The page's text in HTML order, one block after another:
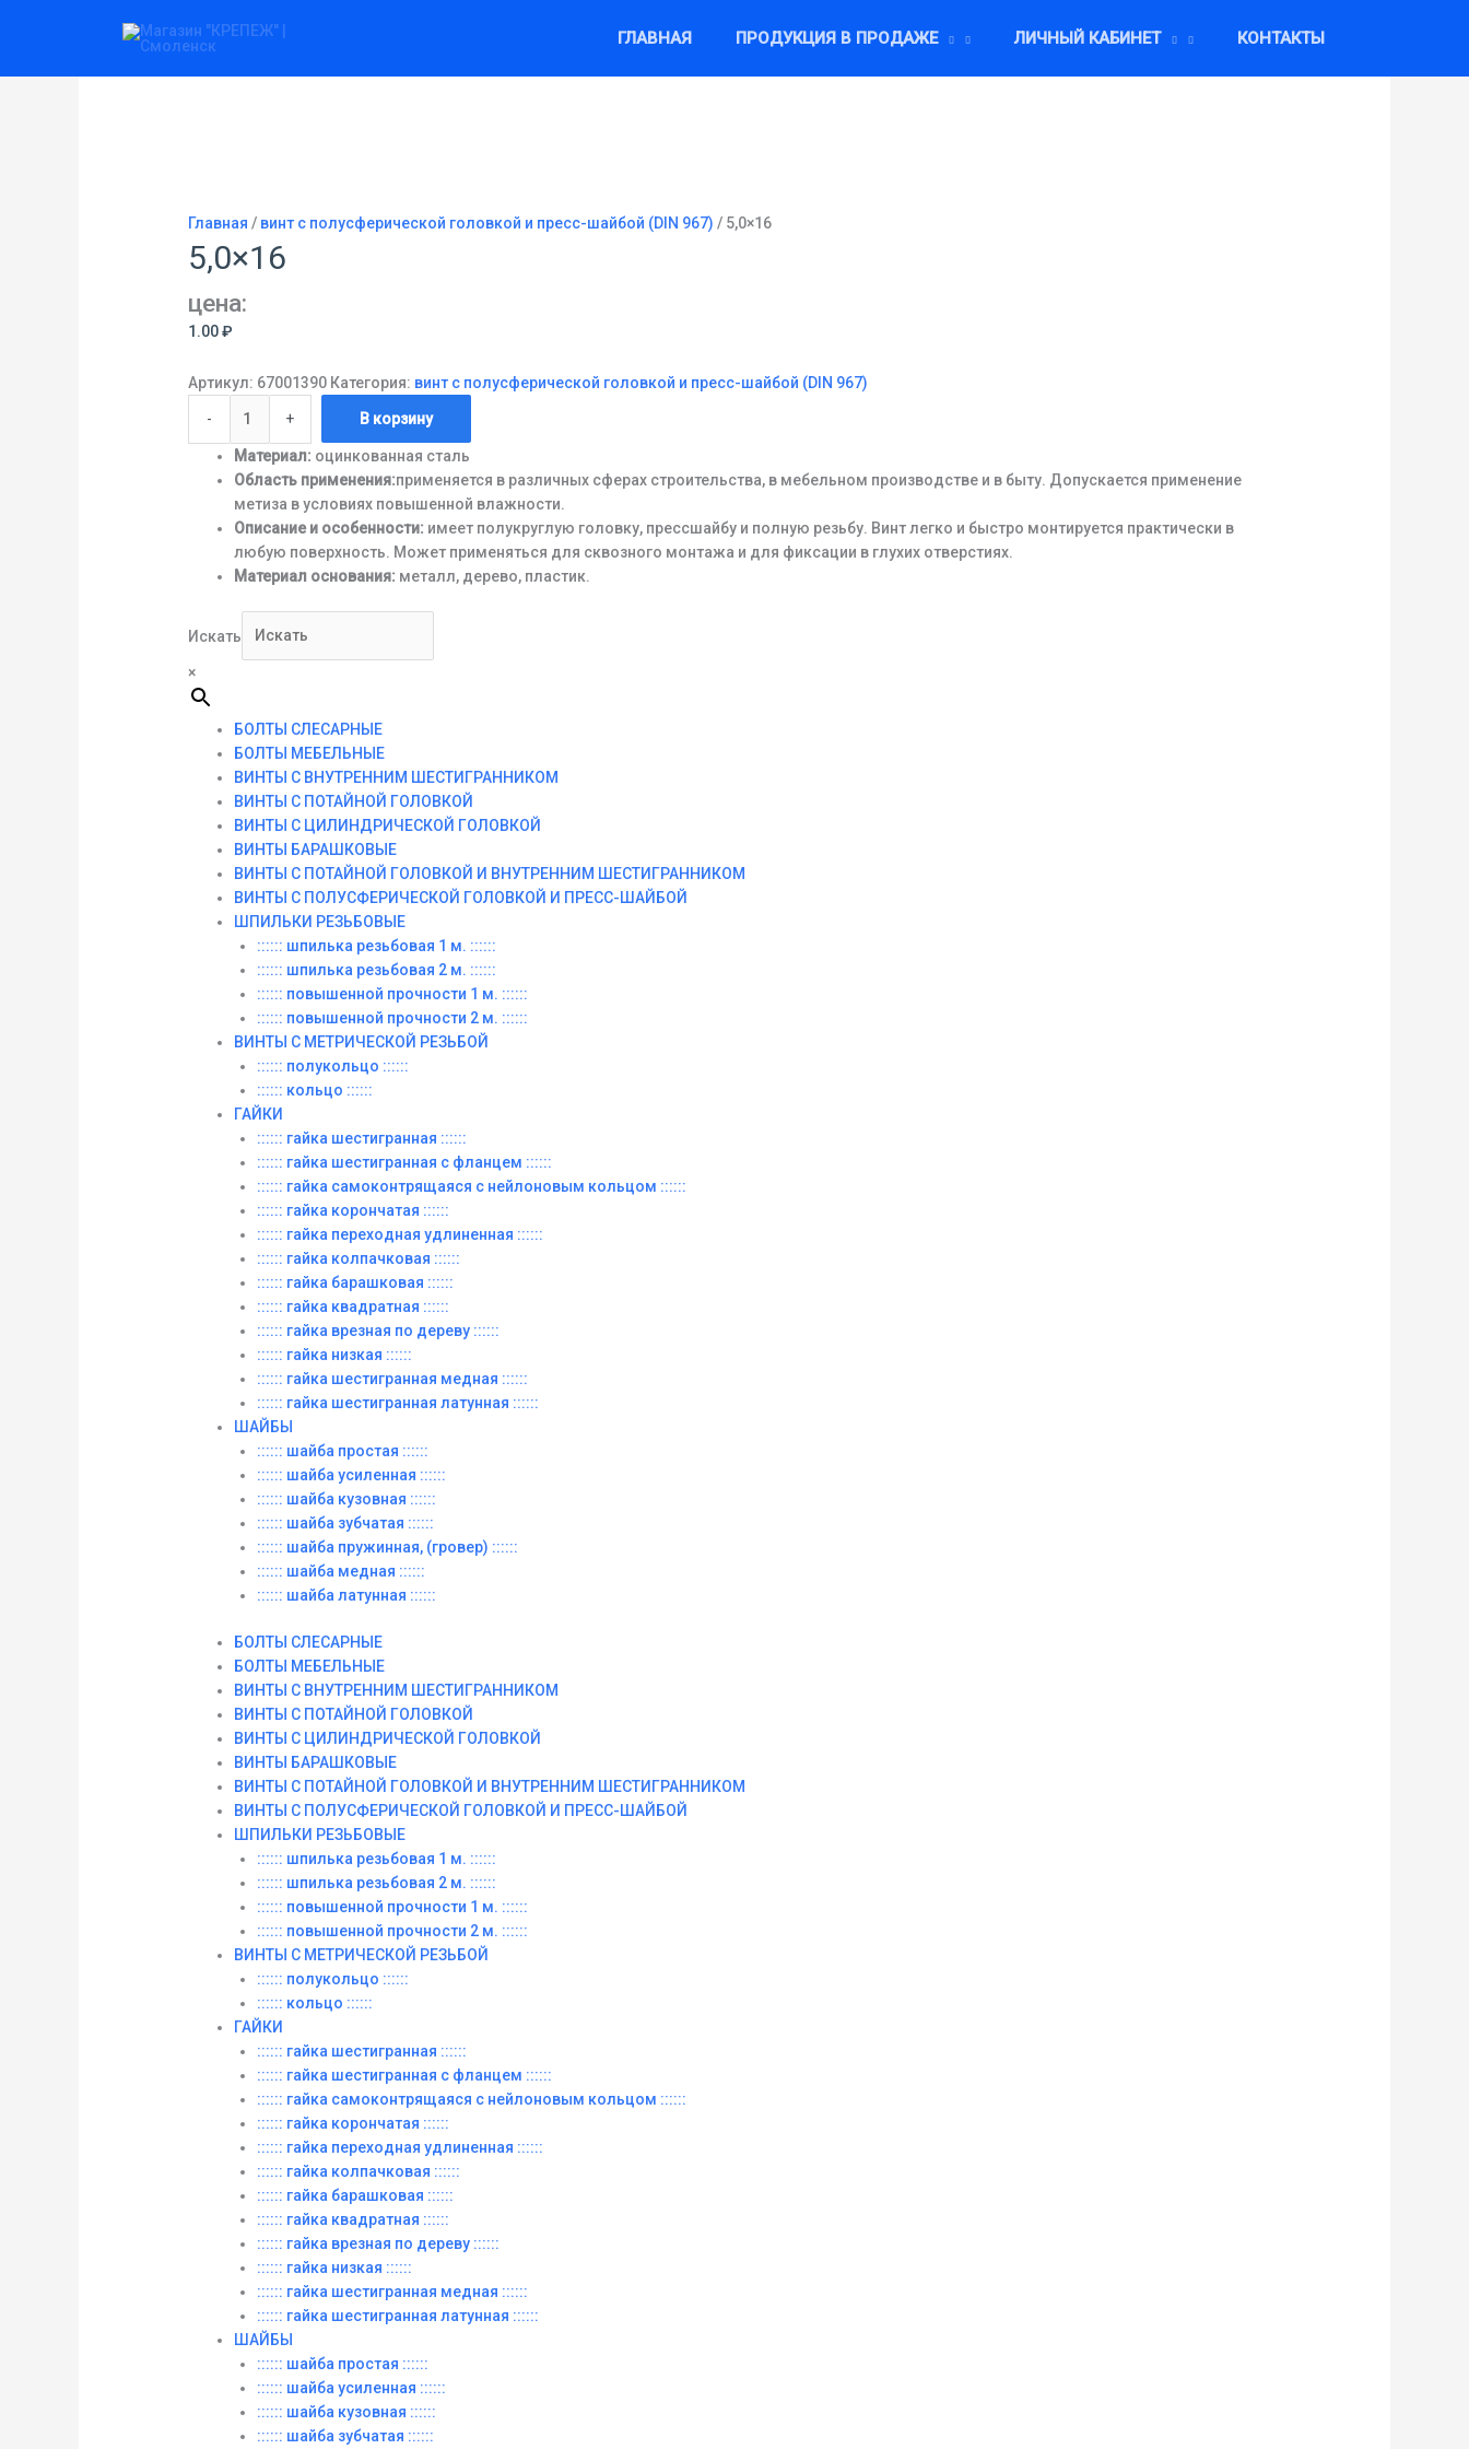
ГЛАВНАЯ ПРОДУКЦИЯ В ПРОДАЖЕ ЛИЧНЫЙ КАБИНЕТ КОНТАКТЫ
Главная / винт с полусферической головкой и пресс-шайбой (DIN 967) / 5,0×16
5,0×16
цена:
1.00₽
Артикул: 67001390 Категория: винт с полусферической головкой и пресс-шайбой (DIN 967)
-
товара
+ В корзину
Материал: оцинкованная сталь
Область применения:применяется в различных сферах строительства, в мебельном производстве и в быту. Допускается применение
метиза в условиях повышенной влажности.
Описание и особенности: имеет полукруглую головку, прессшайбу и полную резьбу. Винт легко и быстро монтируется практически в
любую поверхность. Может применяться для сквозного монтажа и для фиксации в глухих отверстиях.
Материал основания: металл, дерево, пластик.
Искать
×
БОЛТЫ СЛЕСАРНЫЕ
БОЛТЫ МЕБЕЛЬНЫЕ
ВИНТЫ С ВНУТРЕННИМ ШЕСТИГРАННИКОМ
ВИНТЫ С ПОТАЙНОЙ ГОЛОВКОЙ
ВИНТЫ С ЦИЛИНДРИЧЕСКОЙ ГОЛОВКОЙ
ВИНТЫ БАРАШКОВЫЕ
ВИНТЫ С ПОТАЙНОЙ ГОЛОВКОЙ И ВНУТРЕННИМ ШЕСТИГРАННИКОМ
ВИНТЫ С ПОЛУСФЕРИЧЕСКОЙ ГОЛОВКОЙ И ПРЕСС-ШАЙБОЙ
ШПИЛЬКИ РЕЗЬБОВЫЕ
:::::: шпилька резьбовая 1 м. ::::::
:::::: шпилька резьбовая 2 м. ::::::
:::::: повышенной прочности 1 м. ::::::
:::::: повышенной прочности 2 м. ::::::
ВИНТЫ C МЕТРИЧЕСКОЙ РЕЗЬБОЙ
:::::: полукольцо ::::::
:::::: кольцо ::::::
ГАЙКИ
:::::: гайка шестигранная ::::::
:::::: гайка шестигранная с фланцем ::::::
:::::: гайка самоконтрящаяся с нейлоновым кольцом ::::::
:::::: гайка корончатая ::::::
:::::: гайка переходная удлиненная ::::::
:::::: гайка колпачковая ::::::
:::::: гайка барашковая ::::::
:::::: гайка квадратная ::::::
:::::: гайка врезная по дереву ::::::
:::::: гайка низкая ::::::
:::::: гайка шестигранная медная ::::::
:::::: гайка шестигранная латунная ::::::
ШАЙБЫ
:::::: шайба простая ::::::
:::::: шайба усиленная ::::::
:::::: шайба кузовная ::::::
:::::: шайба зубчатая ::::::
:::::: шайба пружинная, (гровер) ::::::
:::::: шайба медная ::::::
:::::: шайба латунная ::::::
БОЛТЫ СЛЕСАРНЫЕ
БОЛТЫ МЕБЕЛЬНЫЕ
ВИНТЫ С ВНУТРЕННИМ ШЕСТИГРАННИКОМ
ВИНТЫ С ПОТАЙНОЙ ГОЛОВКОЙ
ВИНТЫ С ЦИЛИНДРИЧЕСКОЙ ГОЛОВКОЙ
ВИНТЫ БАРАШКОВЫЕ
ВИНТЫ С ПОТАЙНОЙ ГОЛОВКОЙ И ВНУТРЕННИМ ШЕСТИГРАННИКОМ
ВИНТЫ С ПОЛУСФЕРИЧЕСКОЙ ГОЛОВКОЙ И ПРЕСС-ШАЙБОЙ
ШПИЛЬКИ РЕЗЬБОВЫЕ
:::::: шпилька резьбовая 1 м. ::::::
:::::: шпилька резьбовая 2 м. ::::::
:::::: повышенной прочности 1 м. ::::::
:::::: повышенной прочности 2 м. ::::::
ВИНТЫ C МЕТРИЧЕСКОЙ РЕЗЬБОЙ
:::::: полукольцо ::::::
:::::: кольцо ::::::
ГАЙКИ
:::::: гайка шестигранная ::::::
:::::: гайка шестигранная с фланцем ::::::
:::::: гайка самоконтрящаяся с нейлоновым кольцом ::::::
:::::: гайка корончатая ::::::
:::::: гайка переходная удлиненная ::::::
:::::: гайка колпачковая ::::::
:::::: гайка барашковая ::::::
:::::: гайка квадратная ::::::
:::::: гайка врезная по дереву ::::::
:::::: гайка низкая ::::::
:::::: гайка шестигранная медная ::::::
:::::: гайка шестигранная латунная ::::::
ШАЙБЫ
:::::: шайба простая ::::::
:::::: шайба усиленная ::::::
:::::: шайба кузовная ::::::
:::::: шайба зубчатая ::::::